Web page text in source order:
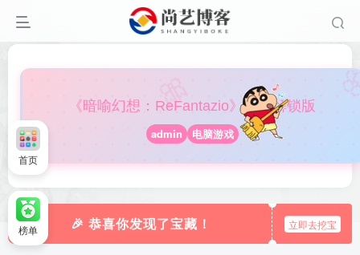
🎀
《暗喻幻想：ReFantazio》试玩解锁版
admin 电脑游戏
🎉 恭喜你发现了宝藏！ 立即去挖宝
首页
榜单